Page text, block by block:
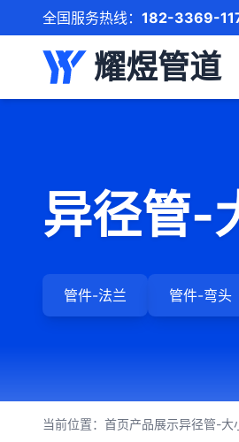
全国服务热线： 182-3369-
耀煜管道
异径管-
管件-法兰 管件-弯头
当前位置： 首页产品展示异径管-大